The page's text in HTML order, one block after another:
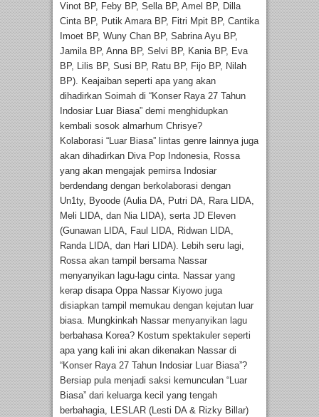
Vinot BP, Feby BP, Sella BP, Amel BP, Dilla
Cinta BP, Putik Amara BP, Fitri Mpit BP, Cantika
Imoet BP, Wuny Chan BP, Sabrina Ayu BP,
Jamila BP, Anna BP, Selvi BP, Kania BP, Eva
BP, Lilis BP, Susi BP, Ratu BP, Fijo BP, Nilah
BP). Keajaiban seperti apa yang akan
dihadirkan Soimah di “Konser Raya 27 Tahun
Indosiar Luar Biasa” demi menghidupkan
kembali sosok almarhum Chrisye?
Kolaborasi “Luar Biasa” lintas genre lainnya juga
akan dihadirkan Diva Pop Indonesia, Rossa
yang akan mengajak pemirsa Indosiar
berdendang dengan berkolaborasi dengan
Un1ty, Byoode (Aulia DA, Putri DA, Rara LIDA,
Meli LIDA, dan Nia LIDA), serta JD Eleven
(Gunawan LIDA, Faul LIDA, Ridwan LIDA,
Randa LIDA, dan Hari LIDA). Lebih seru lagi,
Rossa akan tampil bersama Nassar
menyanyikan lagu-lagu cinta. Nassar yang
kerap disapa Oppa Nassar Kiyowo juga
disiapkan tampil memukau dengan kejutan luar
biasa. Mungkinkah Nassar menyanyikan lagu
berbahasa Korea? Kostum spektakuler seperti
apa yang kali ini akan dikenakan Nassar di
“Konser Raya 27 Tahun Indosiar Luar Biasa”?
Bersiap pula menjadi saksi kemunculan “Luar
Biasa” dari keluarga kecil yang tengah
berbahagia, LESLAR (Lesti DA & Rizky Billar)